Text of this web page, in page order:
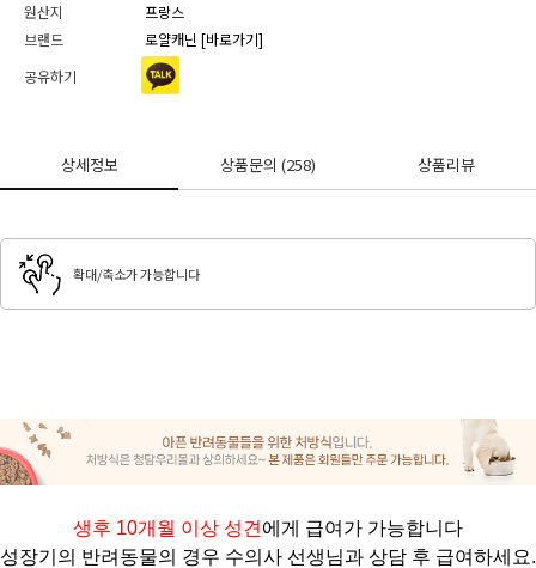
원산지
프랑스
브랜드
로얄캐닌 [바로가기]
공유하기
상세정보 상품문의 (258) 상품리뷰
확대/축소가 가능합니다
생후 10개월 이상 성견 에게 급여가 가능합니다
성장기의 반려동물의 경우 수의사 선생님과 상담 후 급여하세요.